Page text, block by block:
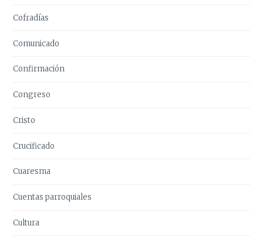
Cofradías
Comunicado
Confirmación
Congreso
Cristo
Crucificado
Cuaresma
Cuentas parroquiales
Cultura